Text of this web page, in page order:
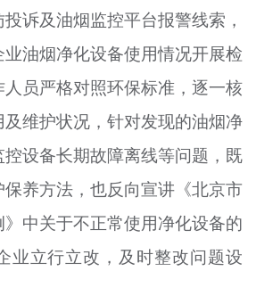
建设
+
基金
诉及油烟监控平台报警线索，
油烟净化设备使用情况开展检
员严格对照环保标准，逐一核
维护状况，针对发现的油烟净
设备长期故障离线等问题，既
养方法，也反向宣讲《北京市
中关于不正常使用净化设备的
业立行立改，及时整改问题设